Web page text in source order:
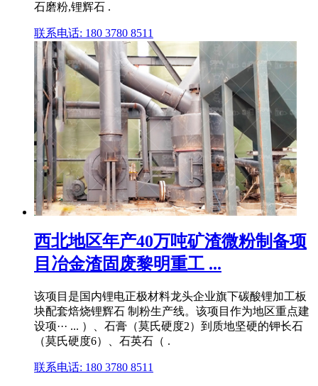
石磨粉,锂辉石 .
联系电话: 180 3780 8511
西北地区年产40万吨矿渣微粉制备项
目冶金渣固废黎明重工 ...
该项目是国内锂电正极材料龙头企业旗下碳酸锂加工板
块配套焙烧锂辉石 制粉生产线。该项目作为地区重点建
设项··· ... ）、石膏（莫氏硬度2）到质地坚硬的钾长石
（莫氏硬度6）、石英石（ .
联系电话: 180 3780 8511